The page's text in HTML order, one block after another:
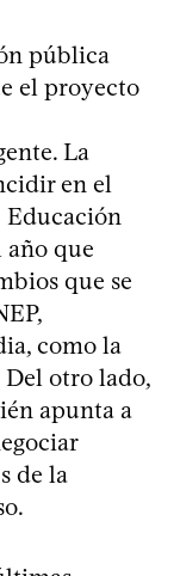
pública
el proyecto
La
en el
Educación
año que
que se
como la
Del otro lado,
apunta a
de la